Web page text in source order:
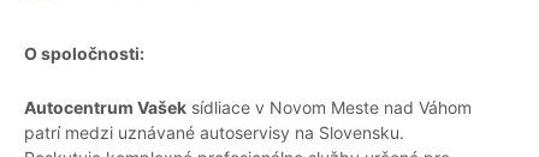
O spoločnosti:
Autocentrum Vašek sídliace v Novom Meste nad Váhom
patrí medzi uznávané autoservisy na Slovensku.